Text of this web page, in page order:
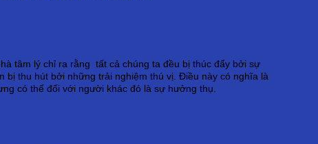
tâm lý chỉ ra rằng tất cả chúng ta đều bị thúc đẩy bởi sự
thu hút bởi những trải nghiệm thú vị. Điều này có nghĩa là
có thế đối với người khác đó là sự hưởng thụ.